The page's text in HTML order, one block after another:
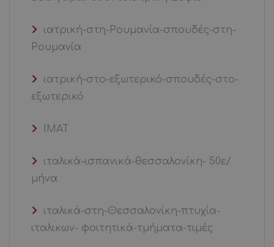
ιατρική-στη-Ρουμανία-σπουδές-στη-
Ρουμανία
ιατρική-στο-εξωτερικό-σπουδές-στο-
εξωτερικό
ΙΜΑΤ
ιταλικά-ισπανικά-θεσσαλονίκη- 50ε/
μήνα
ιταλικά-στη-Θεσσαλονίκη-πτυχία-
ιταλικων- φοιτητικά-τμήματα-τιμές